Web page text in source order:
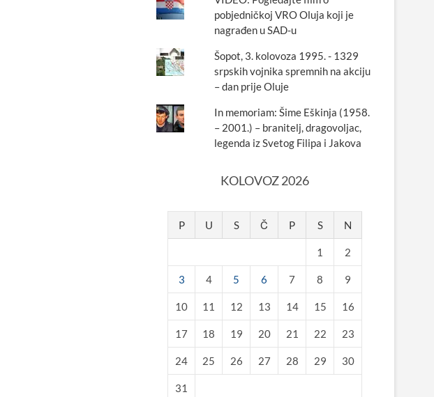
pobjedničkoj VRO Oluja koji je
nagrađen u SAD-u
Šopot, 3. kolovoza 1995. - 1329
srpskih vojnika spremnih na akciju
– dan prije Oluje
In memoriam: Šime Eškinja (1958.
– 2001.) – branitelj, dragovoljac,
legenda iz Svetog Filipa i Jakova
KOLOVOZ 2026
P U S Č P S N
1 2
3 4 5 6 7 8 9
10 11 12 13 14 15 16
17 18 19 20 21 22 23
24 25 26 27 28 29 30
31